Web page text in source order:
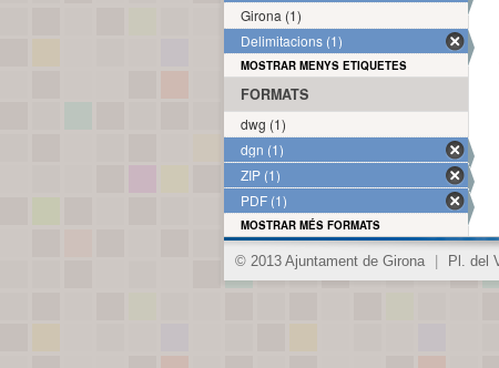
Girona (1)
Delimitacions (1)
MOSTRAR MENYS ETIQUETES
FORMATS
dwg (1)
dgn (1)
ZIP (1)
PDF (1)
MOSTRAR MÉS FORMATS
© 2013 Ajuntament de Girona Pl. del